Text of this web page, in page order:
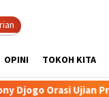
OPINI TOKOH KITA
Doktor